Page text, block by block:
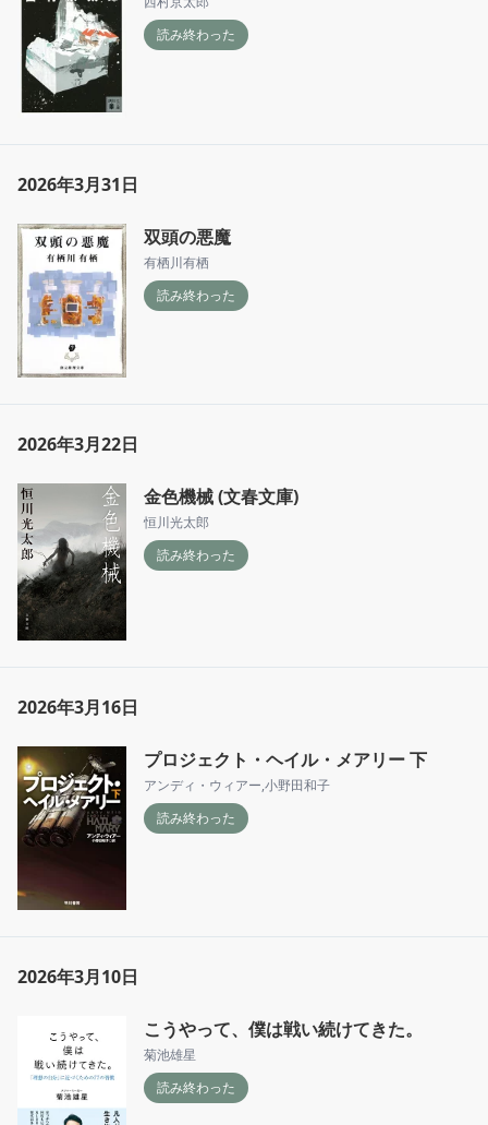
読み終わった
2026年3月31日
双頭の悪魔
有栖川有栖
読み終わった
2026年3月22日
金色機械 (文春文庫)
恒川光太郎
読み終わった
2026年3月16日
プロジェクト・ヘイル・メアリー 下
アンディ・ウィアー,小野田和子
読み終わった
2026年3月10日
こうやって、僕は戦い続けてきた。
菊池雄星
読み終わった